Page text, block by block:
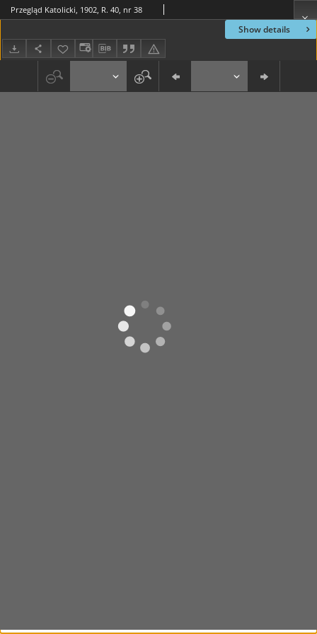
Show details
Przegląd Katolicki, 1902, R. 40, nr 38